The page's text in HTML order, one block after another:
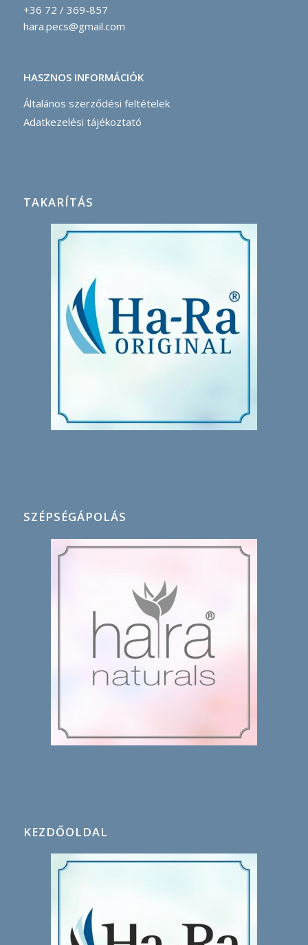
+36 72 / 369-857
hara.pecs@gmail.com
HASZNOS INFORMÁCIÓK
Általános szerződési feltételek
Adatkezelési tájékoztató
TAKARÍTÁS
SZÉPSÉGÁPOLÁS
KEZDŐOLDAL